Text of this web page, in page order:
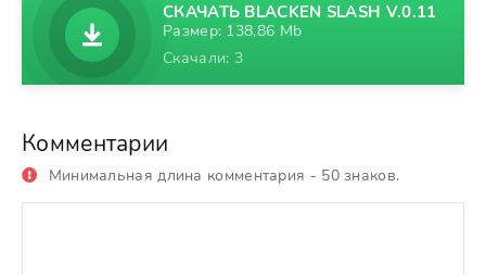
СКАЧАТЬ BLACKEN SLASH V.0.11
Размер: 138,86 Mb
Скачали: 3
Комментарии
Минимальная длина комментария - 50 знаков.